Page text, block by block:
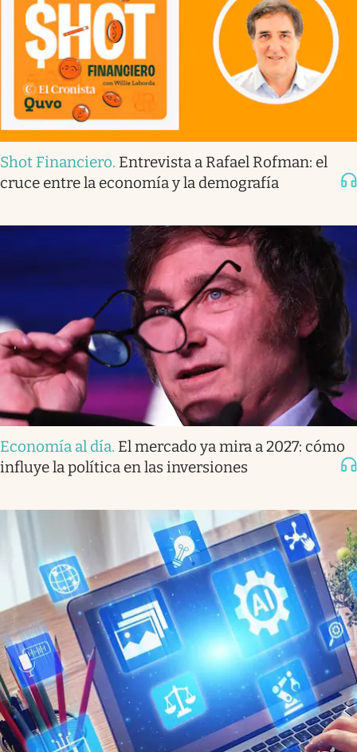
Shot Financiero. Entrevista a Rafael Rofman: el
cruce entre la economía y la demografía
Economía al día. El mercado ya mira a 2027: cómo
influye la política en las inversiones